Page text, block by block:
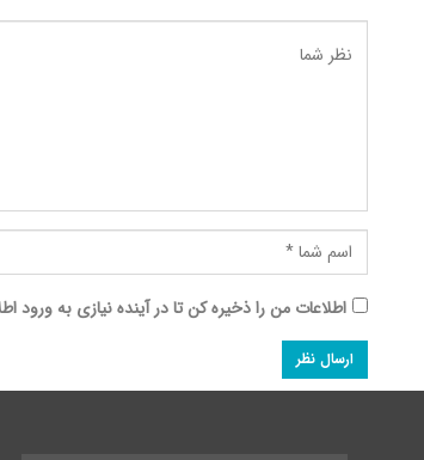
اطلاعات من را ذخیره کن تا در آینده نیازی به ورود